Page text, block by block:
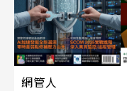
網管人